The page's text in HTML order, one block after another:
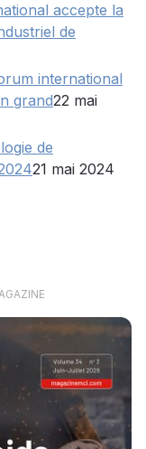
accepte la
de
international
grand22 mai
de
21 mai 2024